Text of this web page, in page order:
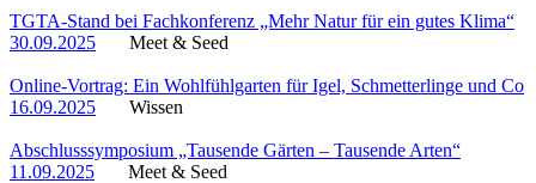
TGTA-Stand bei Fachkonferenz „Mehr Natur für ein gutes Klima“
30.09.2025
Meet & Seed
Online-Vortrag: Ein Wohlfühlgarten für Igel, Schmetterlinge und Co
16.09.2025
Wissen
Abschlusssymposium „Tausende Gärten – Tausende Arten“
11.09.2025
Meet & Seed